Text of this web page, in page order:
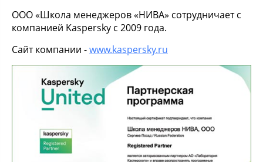
ООО «Школа менеджеров «НИВА» сотрудничает с
компанией Kaspersky c 2009 года.
Сайт компании -www.kaspersky.ru